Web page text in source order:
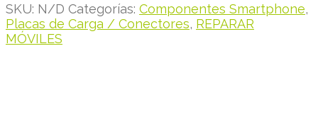
SKU: N/D Categorías: Componentes Smartphone,
Placas de Carga / Conectores, REPARAR
MÓVILES